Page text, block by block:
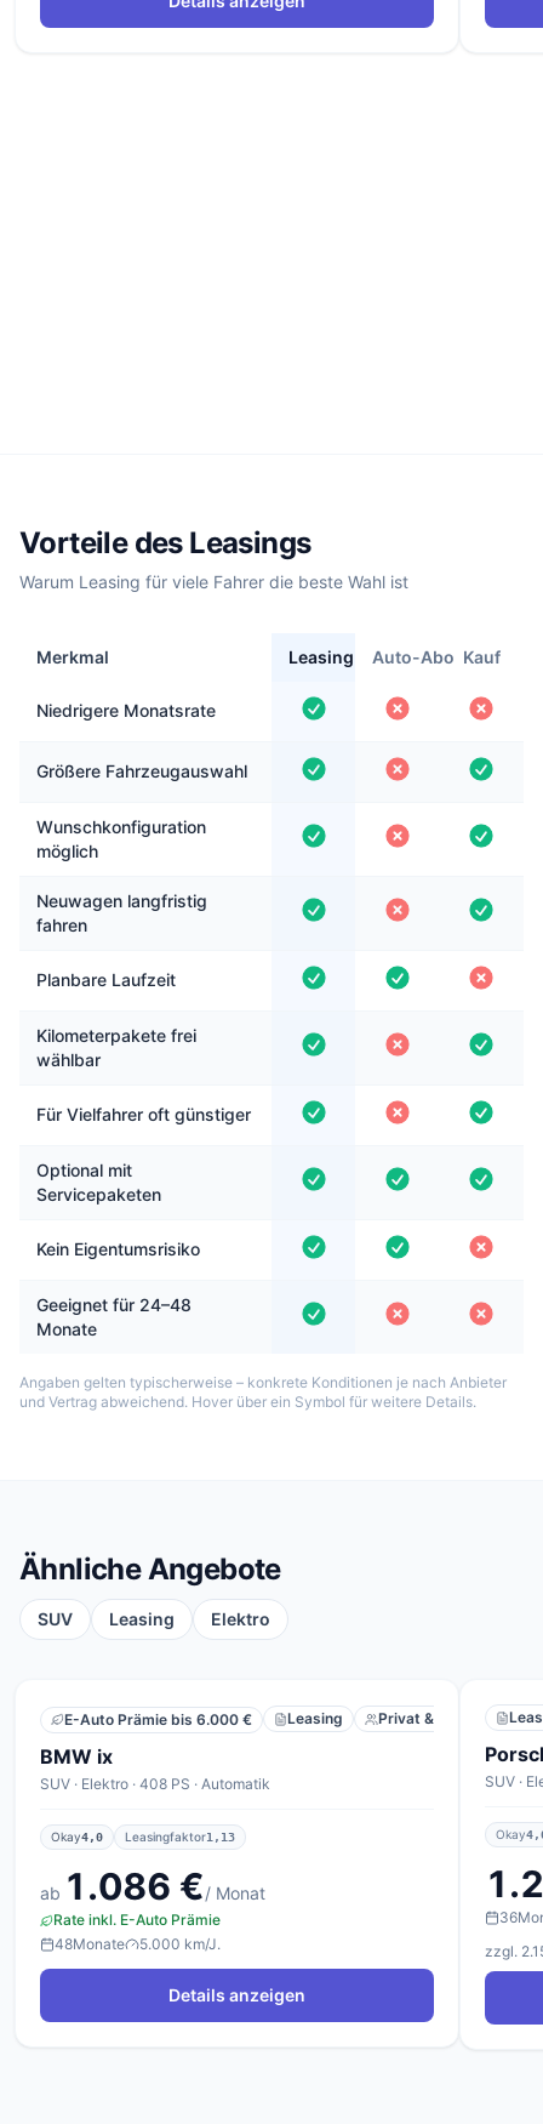
Vorteile des Leasings
Warum Leasing für viele Fahrer die beste Wahl ist
Merkmal Leasing Auto-Abo Kauf
Niedrigere Monatsrate
Größere Fahrzeugauswahl
Wunschkonfiguration
möglich
Neuwagen langfristig
fahren
Planbare Laufzeit
Kilometerpakete frei
wählbar
Für Vielfahrer oft günstiger
Optional mit
Servicepaketen
Kein Eigentumsrisiko
Geeignet für 24–48
Monate
Angaben gelten typischerweise – konkrete Konditionen je nach Anbieter
und Vertrag abweichend. Hover über ein Symbol für weitere Details.
Ähnliche Angebote
SUV Leasing Elektro
E-Auto Prämie bis 6.000 € Leasing Privat & Gewerbe
BMW ix
SUV · Elektro · 408 PS · Automatik
Okay4,0 Leasingfaktor1,13
ab 1.086 €/ Monat
Rate inkl. E-Auto Prämie
48Monate 5.000 km/J.
Details anzeigen
SUV ·
Okay
36
zzgl.